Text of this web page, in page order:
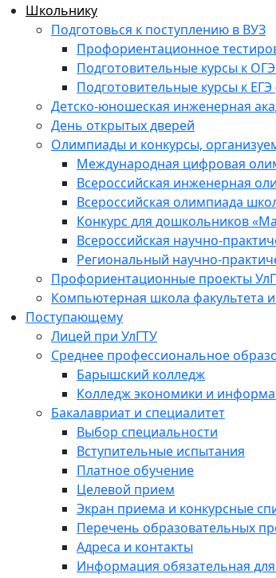
Школьнику
Подготовься к поступлению в ВУЗ
Профориентационное
Подготовительные курсы к
Подготовительные курсы к
Детско-юношеская инженерная
День открытых дверей
Олимпиады и конкурсы,
Международная цифровая
Всероссийская инженерная
Всероссийская олимпиада
Конкурс для дошкольников
Всероссийская научно-
Региональный научно-
Профориентационные проекты
Компьютерная школа факультета
Поступающему
Лицей при УлГТУ
Среднее профессиональное
Барышский колледж
Колледж экономики и
Бакалавриат и специалитет
Выбор специальности
Вступительные испытания
Платное обучение
Целевой прием
Экран приема и конкурсные
Перечень образовательных
Адреса и контакты
Информация обязательная